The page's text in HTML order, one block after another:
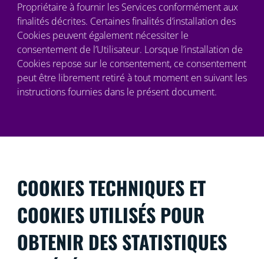
Propriétaire à fournir les Services conformément aux
finalités décrites. Certaines finalités d’installation des
Cookies peuvent également nécessiter le
consentement de l’Utilisateur. Lorsque l’installation de
Cookies repose sur le consentement, ce consentement
peut être librement retiré à tout moment en suivant les
instructions fournies dans le présent document.
COOKIES TECHNIQUES ET
COOKIES UTILISÉS POUR
OBTENIR DES STATISTIQUES